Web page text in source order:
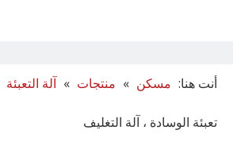
أنت هنا: مسكن » منتجات » آلة التعبئة
تعبئة الوسادة ، آلة التغليف